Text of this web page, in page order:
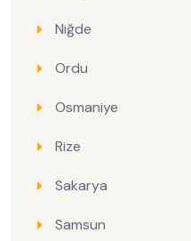
Niğde
Ordu
Osmaniye
Rize
Sakarya
Samsun